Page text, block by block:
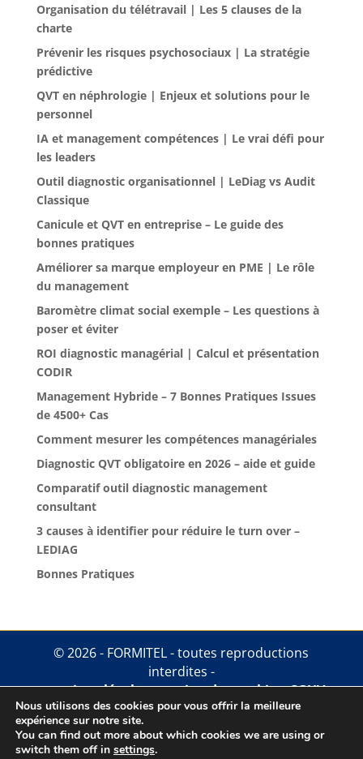
Organisation du télétravail | Les 5 clauses de la
charte
Prévenir les risques psychosociaux | La stratégie
prédictive
QVT en néphrologie | Enjeux et solutions pour le
personnel
IA et management compétences | Le vrai défi pour
les leaders
Outil diagnostic organisationnel | LeDiag vs Audit
Classique
Canicule et QVT en entreprise – Le guide des
bonnes pratiques
Améliorer sa marque employeur en PME | Le rôle
du management
Baromètre climat social exemple – Les questions à
poser et éviter
ROI diagnostic managérial | Calcul et présentation
CODIR
Management Hybride – 7 Bonnes Pratiques Issues
de 4500+ Cas
Comment mesurer les compétences managériales
Diagnostic QVT obligatoire en 2026 – aide et guide
Comparatif outil diagnostic management
consultant
3 causes à identifier pour réduire le turn over –
LEDIAG
Bonnes Pratiques
© 2026 - FORMITEL - toutes reproductions
interdites -
mentions légales.gestion des cookies.CGUV
Nous utilisons des cookies pour vous offrir la meilleure
expérience sur notre site.
You can find out more about which cookies we are using or
switch them off in settings.